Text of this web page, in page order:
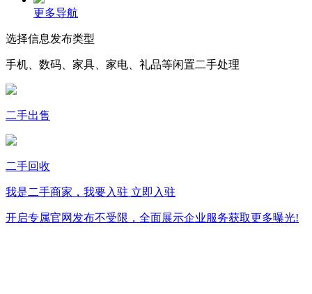
更多导航
选择信息发布类型
手机、数码、家具、家电、礼品等闲置二手处理
二手出售
二手回收
我是二手商家，我要入驻 立即入驻
开启专属官网发布不受限，全面展示企业服务获取更多曝光!